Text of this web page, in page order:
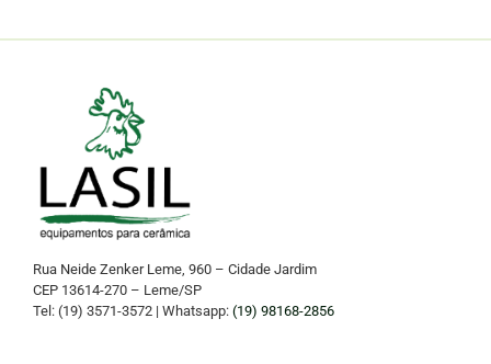
Rua Neide Zenker Leme, 960 – Cidade Jardim
CEP 13614-270 – Leme/SP
Tel: (19) 3571-3572 | Whatsapp: (19) 98168-2856